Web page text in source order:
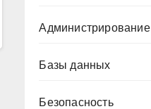
Администрирование
Базы данных
Безопасность